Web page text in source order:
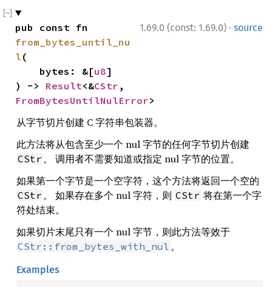
1.69.0 (const: 1.69.0) · source
from_bytes_until_nu
l (
    bytes: &[
u8]
) -> Result<&CStr
FromBytesUntilNulError>
从字节切片创建 C 字符串包装器。
此方法将从包含至少一个 nul 字节的任何字节切片创建
CStr 。 调用者不需要知道或指定 nul 字节的位置。
如果第一个字节是一个空字符，这个方法将返回一个空的
CStr 。 如果存在多个 nul 字符，则 CStr 将在第一个字
符处结束。
如果切片末尾只有一个 nul 字节，则此方法等效于
CStr::from_bytes_with_nul 。
Examples